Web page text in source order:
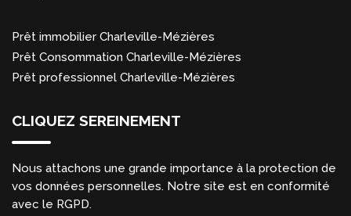
Prêt immobilier Charleville-Mézières
Prêt Consommation Charleville-Mézières
Prêt professionnel Charleville-Mézières
CLIQUEZ SEREINEMENT
Nous attachons une grande importance à la protection de
vos données personnelles. Notre site est en conformité
avec le RGPD.